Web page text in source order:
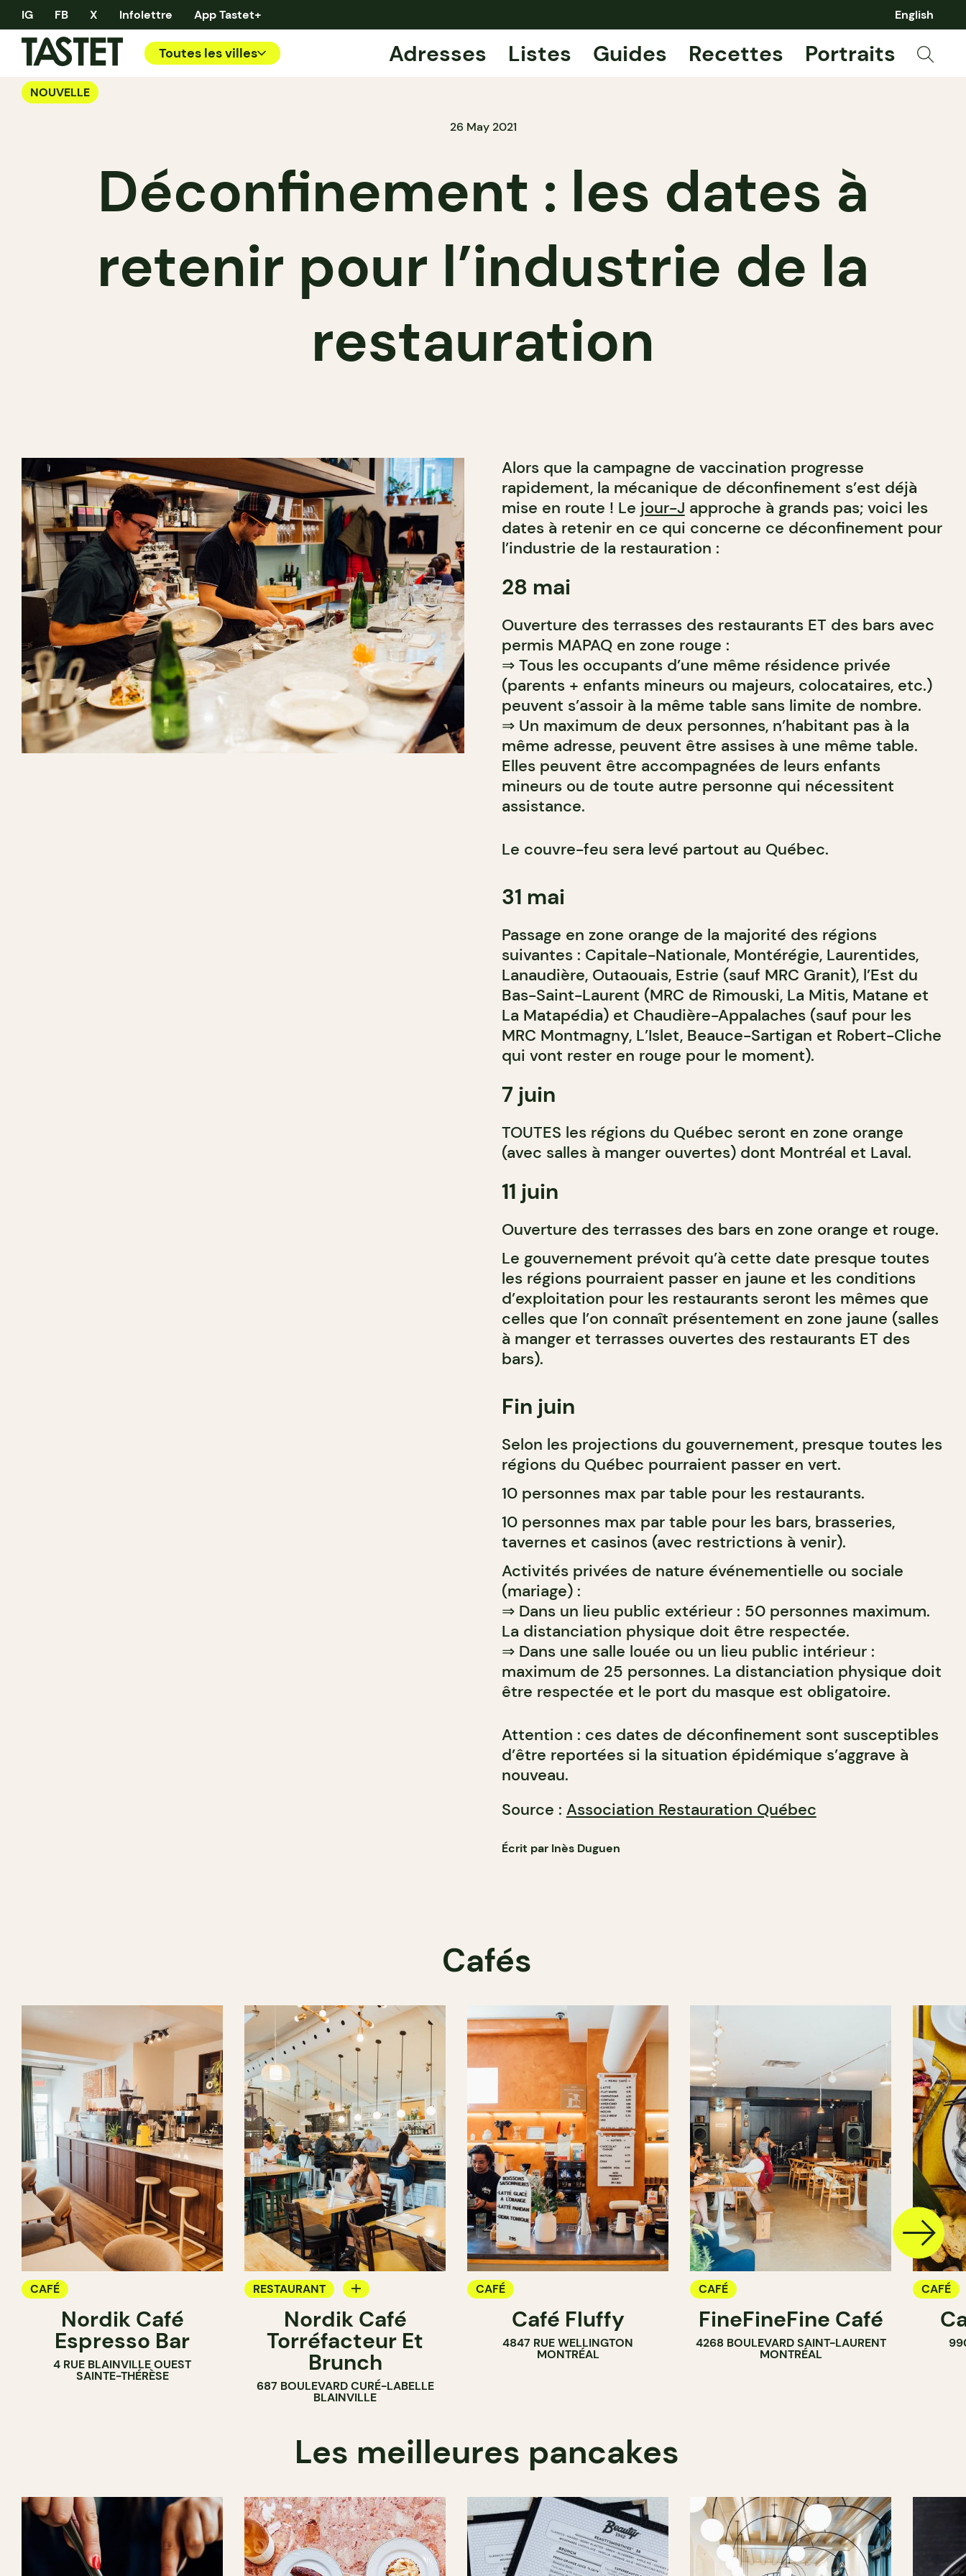
IG FB X Infolettre App Tastet+ English
Toutes les villes Adresses Listes Guides Recettes Portraits
NOUVELLE
26 May 2021
Déconfinement : les dates à
retenir pour l’industrie de la
restauration
Alors que la campagne de vaccination progresse
rapidement, la mécanique de déconfinement s’est déjà
mise en route ! Le jour-J approche à grands pas; voici les
dates à retenir en ce qui concerne ce déconfinement pour
l’industrie de la restauration :
28 mai
Ouverture des terrasses des restaurants ET des bars avec
permis MAPAQ en zone rouge :
⇒ Tous les occupants d’une même résidence privée
(parents + enfants mineurs ou majeurs, colocataires, etc.)
peuvent s’assoir à la même table sans limite de nombre.
⇒ Un maximum de deux personnes, n’habitant pas à la
même adresse, peuvent être assises à une même table.
Elles peuvent être accompagnées de leurs enfants
mineurs ou de toute autre personne qui nécessitent
assistance.
Le couvre-feu sera levé partout au Québec.
31 mai
Passage en zone orange de la majorité des régions
suivantes : Capitale-Nationale, Montérégie, Laurentides,
Lanaudière, Outaouais, Estrie (sauf MRC Granit), l’Est du
Bas-Saint-Laurent (MRC de Rimouski, La Mitis, Matane et
La Matapédia) et Chaudière-Appalaches (sauf pour les
MRC Montmagny, L’Islet, Beauce-Sartigan et Robert-Cliche
qui vont rester en rouge pour le moment).
7 juin
TOUTES les régions du Québec seront en zone orange
(avec salles à manger ouvertes) dont Montréal et Laval.
11 juin
Ouverture des terrasses des bars en zone orange et rouge.
Le gouvernement prévoit qu’à cette date presque toutes
les régions pourraient passer en jaune et les conditions
d’exploitation pour les restaurants seront les mêmes que
celles que l’on connaît présentement en zone jaune (salles
à manger et terrasses ouvertes des restaurants ET des
bars).
Fin juin
Selon les projections du gouvernement, presque toutes les
régions du Québec pourraient passer en vert.
10 personnes max par table pour les restaurants.
10 personnes max par table pour les bars, brasseries,
tavernes et casinos (avec restrictions à venir).
Activités privées de nature événementielle ou sociale
(mariage) :
⇒ Dans un lieu public extérieur : 50 personnes maximum.
La distanciation physique doit être respectée.
⇒ Dans une salle louée ou un lieu public intérieur :
maximum de 25 personnes. La distanciation physique doit
être respectée et le port du masque est obligatoire.
Attention : ces dates de déconfinement sont susceptibles
d’être reportées si la situation épidémique s’aggrave à
nouveau.
Source : Association Restauration Québec
Écrit par Inès Duguen
Cafés
CAFÉ
Nordik Café
Espresso Bar
4 RUE BLAINVILLE OUEST
SAINTE-THÉRÈSE
RESTAURANT
Nordik Café
Torréfacteur Et
Brunch
687 BOULEVARD CURÉ-LABELLE
BLAINVILLE
CAFÉ
Café Fluffy
4847 RUE WELLINGTON
MONTRÉAL
CAFÉ
FineFineFine Café
4268 BOULEVARD SAINT-LAURENT
MONTRÉAL
CAFÉ
Les meilleures pancakes